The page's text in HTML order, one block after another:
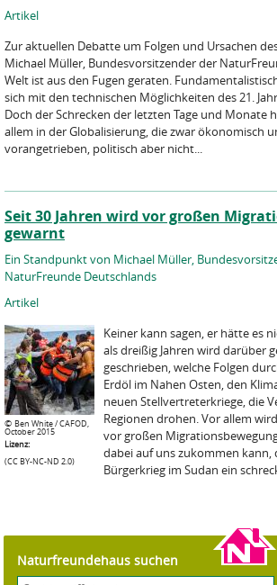
Artikel
Zur aktuellen Debatte um Folgen und Ursachen
Michael Müller, Bundesvorsitzender der
Welt ist aus den Fugen geraten.
sich mit den technischen Möglichkeiten des 21.
Doch der Schrecken der letzten Tage und Monate
allem in der Globalisierung, die zwar ökonomisch
vorangetrieben, politisch aber nicht...
Seit 30 Jahren wird vor großen
gewarnt
Ein Standpunkt von Michael Müller,
NaturFreunde Deutschlands
Artikel
© Ben White / CAFOD,
October 2015
Lizenz:
(CC BY-NC-ND 2.0)
Keiner kann sagen, er hätte es
als dreißig Jahren wird darüber
geschrieben, welche Folgen
Erdöl im Nahen Osten, den
neuen Stellvertreterkriege, die
Regionen drohen. Vor allem
vor großen
dabei auf uns zukommen kann,
Bürgerkrieg im Sudan ein
Naturfreundehaus suchen